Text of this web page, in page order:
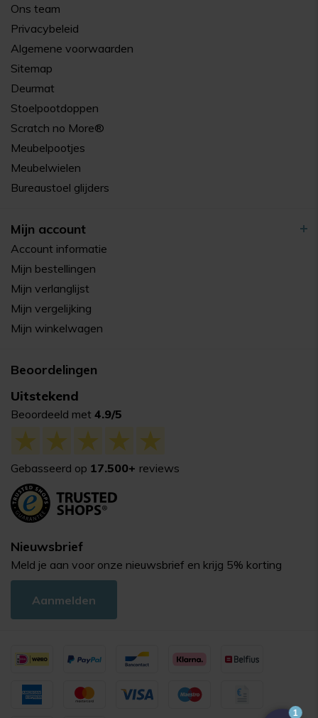
Ons team
Privacybeleid
Algemene voorwaarden
Sitemap
Deurmat
Stoelpootdoppen
Scratch no More®
Meubelpootjes
Meubelwielen
Bureaustoel glijders
Mijn account
Account informatie
Mijn bestellingen
Mijn verlanglijst
Mijn vergelijking
Mijn winkelwagen
Beoordelingen
Uitstekend
Beoordeeld met 4.9/5
Gebasseerd op 17.500+ reviews
Nieuwsbrief
Meld je aan voor onze nieuwsbrief en krijg 5% korting
Aanmelden